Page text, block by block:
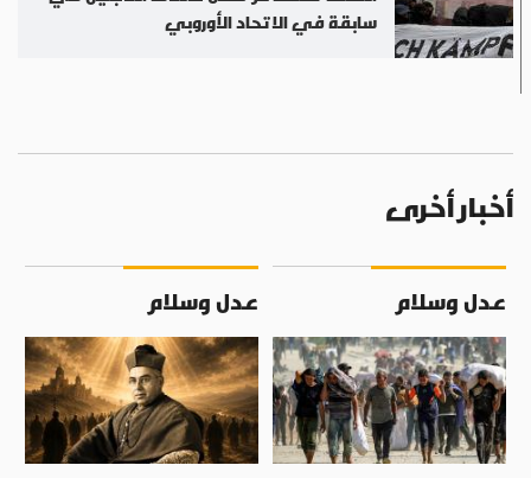
سابقة في الاتحاد الأوروبي
أخبار أخرى
عدل وسلام عدل وسلام